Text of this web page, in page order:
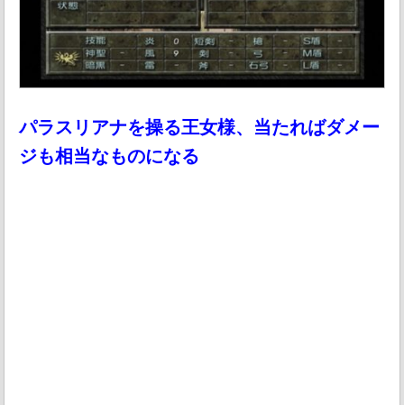
パラスリアナを操る王女様、当たればダメー
ジも相当なものになる